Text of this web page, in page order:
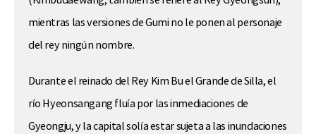
mientras las versiones de Gumi no le ponen al personaje
del rey ningún nombre.
Durante el reinado del Rey Kim Bu el Grande de Silla, el
río Hyeonsangang fluía por las inmediaciones de
Gyeongju, y la capital solía estar sujeta a las inundaciones